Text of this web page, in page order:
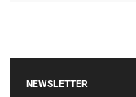
NEWSLETTER